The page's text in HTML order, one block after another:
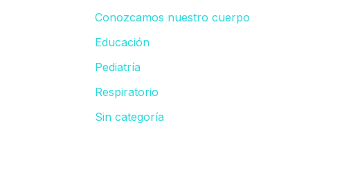
Conozcamos nuestro cuerpo
Educación
Pediatría
Respiratorio
Sin categoría